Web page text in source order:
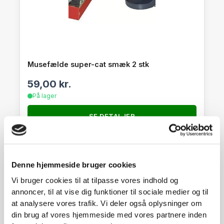
Denne hjemmeside bruger cookies
Vi bruger cookies til at tilpasse vores indhold og
annoncer, til at vise dig funktioner til sociale medier og til
at analysere vores trafik. Vi deler også oplysninger om
din brug af vores hjemmeside med vores partnere inden
Musefælde super-cat smæk 2 stk
59,00 kr.
På lager
SE DETALJER